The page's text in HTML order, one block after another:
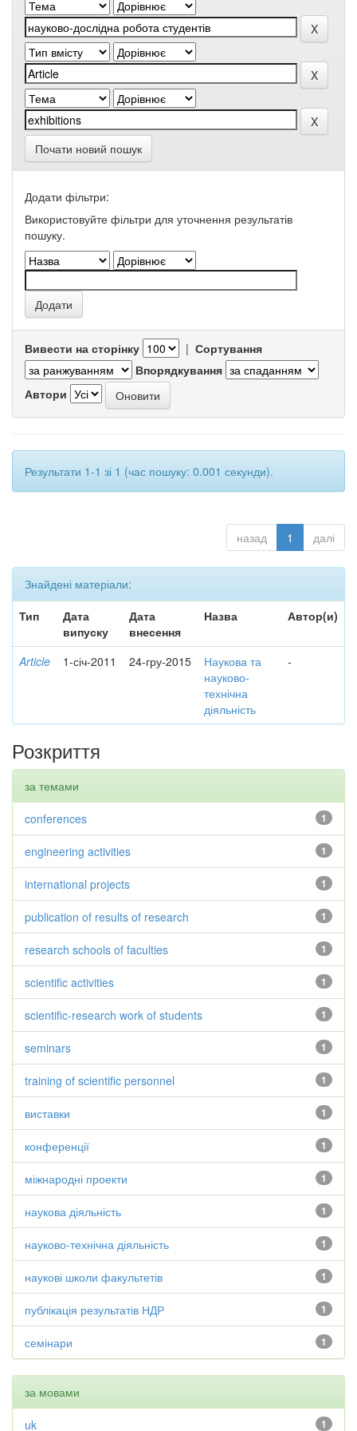
Почати новий пошук
Додати фільтри:
Використовуйте фільтри для уточнення результатів
пошуку.
Вивести на сторінку | Сортування
Впорядкування
Автори
Результати 1-1 зі 1 (час пошуку: 0.001 секунди).
назад 1 далі
Знайдені матеріали:
Тип
Дата
випуску
Дата
внесення
Назва Автор(и)
Article 1-січ-2011 24-гру-2015
Наукова та
науково-
технічна
діяльність
-
Розкриття
за темами
1
conferences
1
engineering activities
1
international projects
1
publication of results of research
1
research schools of faculties
1
scientific activities
1
scientific-research work of students
1
seminars
1
training of scientific personnel
1
виставки
1
конференції
1
міжнародні проекти
1
наукова діяльність
1
науково-технічна діяльність
1
наукові школи факультетів
1
публікація результатів НДР
1
семінари
за мовами
1
uk